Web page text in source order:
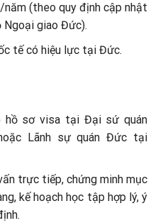
năm (theo quy định cập nhật
Ngoại giao Đức).
tế có hiệu lực tại Đức.
hồ sơ visa tại Đại sứ quán
Lãnh sự quán Đức tại
trực tiếp, chứng minh mục
kế hoạch học tập hợp lý, ý